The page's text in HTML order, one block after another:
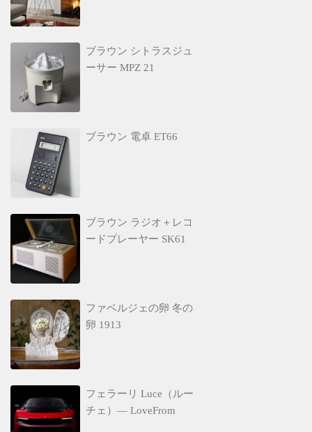
ブラウン シトラスジュ
ーサー MPZ 21
ブラウン 電卓 ET66
ブラウン ラジオ＋レコ
ードプレーヤー SK61
ファベルジェの卵 冬の
卵 1913
フェラーリ Luce（ルー
チェ）— LoveFrom